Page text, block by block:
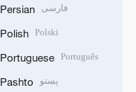
Persian فارسی
Polish Polski
Portuguese Português
Pashto پښتو